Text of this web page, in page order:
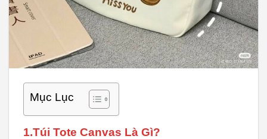
Mục Lục
1.Túi Tote Canvas Là Gì?